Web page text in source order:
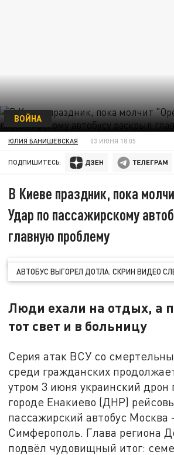
ВОЙНА
ЮЛИЯ БАНИШЕВСКАЯ 03 ИЮНЯ 18:05
ПОДПИШИТЕСЬ:
В Киеве праздник, пока
Удар по пассажирскому
главную проблему
АВТОБУС ВЫГОРЕЛ ДОТЛА. СКРИН ВИДЕО
Люди ехали на отдых, а
тот свет и в больницу
Серия атак ВСУ со
среди гражданских
утром 3 июня украинский дрон
городе Енакиево (ДНР)
пассажирский автобус Москва
Симферополь. Глава региона
подвёл чудовищный итог: